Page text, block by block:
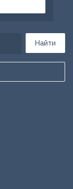
Найти